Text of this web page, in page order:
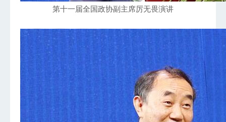
第十一届全国政协副主席厉无畏演讲